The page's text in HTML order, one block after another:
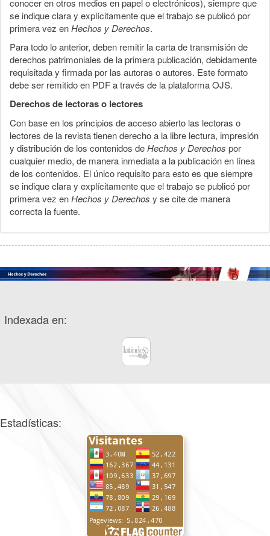
conocer en otros medios en papel o electrónicos), siempre que
se indique clara y explícitamente que el trabajo se publicó por
primera vez enHechos y Derechos.
Para todo lo anterior, deben remitir la carta de transmisión de
derechos patrimoniales de la primera publicación, debidamente
requisitada y firmada por las autoras o autores. Este formato
debe ser remitido en PDF a través de la plataforma OJS.
Derechos de lectoras o lectores
Con base en los principios de acceso abierto las lectoras o
lectores de la revista tienen derecho a la libre lectura, impresión
y distribución de los contenidos deHechos y Derechos por
cualquier medio, de manera inmediata a la publicación en línea
de los contenidos. El único requisito para esto es que siempre
se indique clara y explícitamente que el trabajo se publicó por
primera vez enHechos y Derechos y se cite de manera
correcta la fuente.
Indexada en:
Estadísticas: